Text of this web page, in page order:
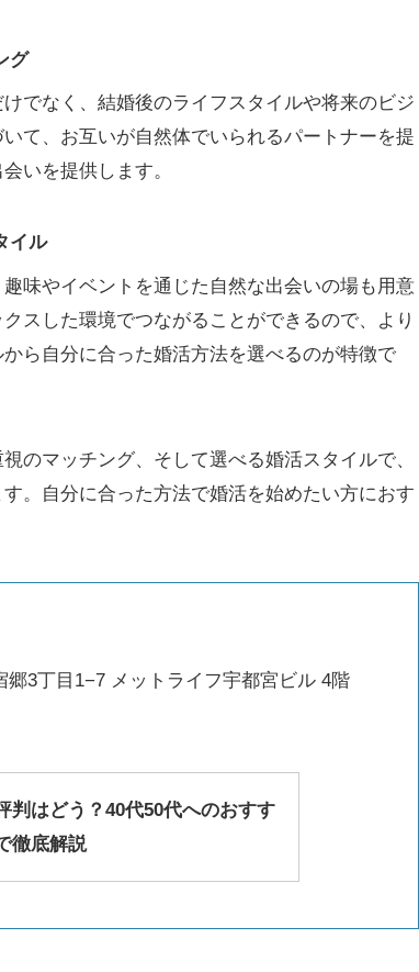
グ
でなく、結婚後のライフスタイルや将来のビジ
て、お互いが自然体でいられるパートナーを提
いを提供します。
イル
味やイベントを通じた自然な出会いの場も用意
スした環境でつながることができるので、より
ら自分に合った婚活方法を選べるのが特徴で
のマッチング、そして選べる婚活スタイルで、
。自分に合った方法で婚活を始めたい方におす
3丁目1−7 メットライフ宇都宮ビル 4階
判はどう？40代50代へのおすす
徹底解説